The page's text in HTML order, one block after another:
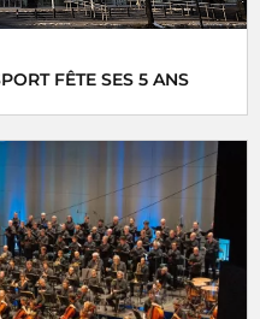
FÊTE SES 5 ANS